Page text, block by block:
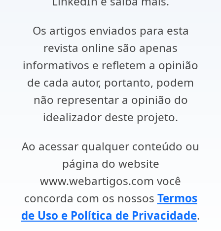
Os artigos enviados para esta
revista online são apenas
informativos e refletem a opinião
de cada autor, portanto, podem
não representar a opinião do
idealizador deste projeto.
Ao acessar qualquer conteúdo ou
página do website
www.webartigos.com você
concorda com os nossos Termos
de Uso e Política de Privacidade.